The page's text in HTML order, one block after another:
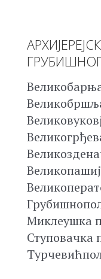
Миклеушка
Ступовачка